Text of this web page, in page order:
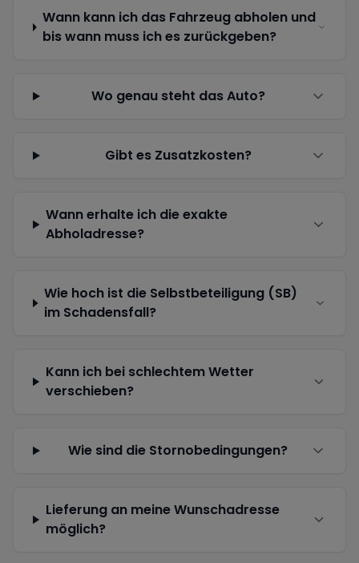
Wann kann ich das Fahrzeug abholen und
bis wann muss ich es zurückgeben?
Wo genau steht das Auto?
Gibt es Zusatzkosten?
Wann erhalte ich die exakte
Abholadresse?
Wie hoch ist die Selbstbeteiligung (SB)
im Schadensfall?
Kann ich bei schlechtem Wetter
verschieben?
Wie sind die Stornobedingungen?
Lieferung an meine Wunschadresse
möglich?